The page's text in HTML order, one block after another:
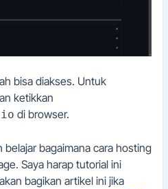
bisa diakses. Untuk
ketikkan
di browser.
belajar bagaimana cara hosting
Saya harap tutorial ini
bagikan artikel ini jika